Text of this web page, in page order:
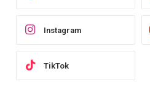
Instagram
TikTok